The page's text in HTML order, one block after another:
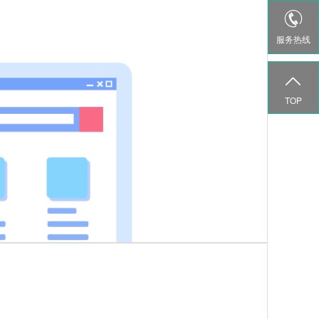

服务热线

TOP